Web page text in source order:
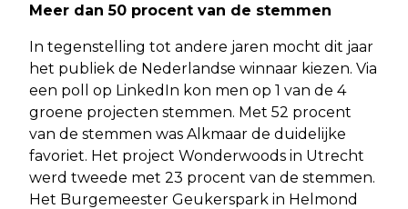
Meer dan 50 procent van de stemmen
In tegenstelling tot andere jaren mocht dit jaar
het publiek de Nederlandse winnaar kiezen. Via
een poll op LinkedIn kon men op 1 van de 4
groene projecten stemmen. Met 52 procent
van de stemmen was Alkmaar de duidelijke
favoriet. Het project Wonderwoods in Utrecht
werd tweede met 23 procent van de stemmen.
Het Burgemeester Geukerspark in Helmond